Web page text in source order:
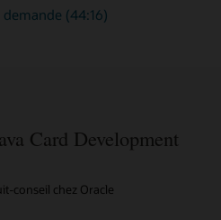
demande sur
Card
attestations
(44:16)
Card Development
conseil chez Oracle